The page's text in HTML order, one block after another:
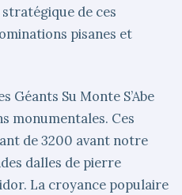
de ces
pisanes et
Géants Su Monte S’Abe
monumentales. Ces
de 3200 avant notre
dalles de pierre
La croyance populaire